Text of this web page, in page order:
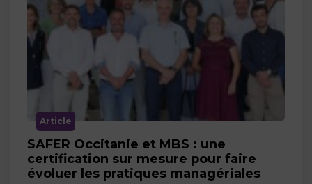
Article
SAFER Occitanie et MBS : une
certification sur mesure pour faire
évoluer les pratiques managériales